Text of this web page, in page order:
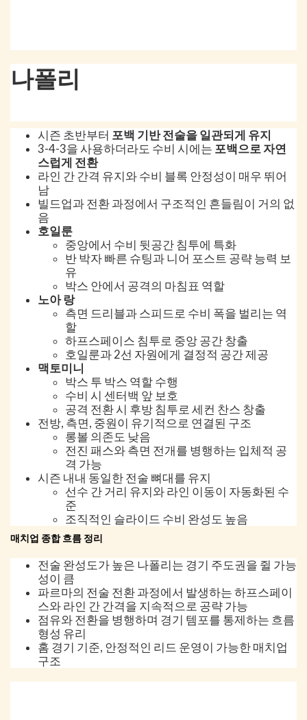
나폴리
시즌 초반부터 포백 기반 전술을 일관되게 유지
3-4-3을 사용하더라도 수비 시에는 포백으로 자연
스럽게 전환
라인 간 간격 유지와 수비 블록 안정성이 매우 뛰어
남
빌드업과 전환 과정에서 구조적인 흔들림이 거의 없
음
호일룬
중앙에서 수비 뒷공간 침투에 특화
반 박자 빠른 슈팅과 니어 포스트 공략 능력 보
유
박스 안에서 공격의 마침표 역할
노아 랑
측면 드리블과 스피드로 수비 폭을 벌리는 역
할
하프스페이스 침투로 중앙 공간 창출
호일룬과 2선 자원에게 결정적 공간 제공
맥토미니
박스 투 박스 역할 수행
수비 시 센터백 앞 보호
공격 전환 시 후방 침투로 세컨 찬스 창출
전방, 측면, 중원이 유기적으로 연결된 구조
롱볼 의존도 낮음
전진 패스와 측면 전개를 병행하는 입체적 공
격 가능
시즌 내내 동일한 전술 뼈대를 유지
선수 간 거리 유지와 라인 이동이 자동화된 수
준
조직적인 슬라이드 수비 완성도 높음
매치업 종합 흐름 정리
전술 완성도가 높은 나폴리는 경기 주도권을 쥘 가능
성이 큼
파르마의 전술 전환 과정에서 발생하는 하프스페이
스와 라인 간 간격을 지속적으로 공략 가능
점유와 전환을 병행하며 경기 템포를 통제하는 흐름
형성 유리
홈 경기 기준, 안정적인 리드 운영이 가능한 매치업
구조